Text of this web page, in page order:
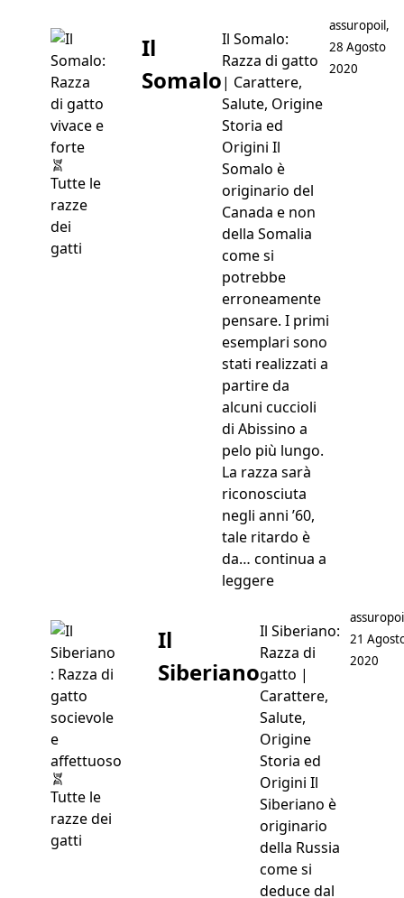
Tutte le
razze
dei
gatti
Il
Somalo
Il Somalo:
Razza di gatto
| Carattere,
Salute, Origine
Storia ed
Origini Il
Somalo è
originario del
Canada e non
della Somalia
come si
potrebbe
erroneamente
pensare. I primi
esemplari sono
stati realizzati a
partire da
alcuni cuccioli
di Abissino a
pelo più lungo.
La razza sarà
riconosciuta
negli anni ’60,
tale ritardo è
da… continua a
leggere“Il Somalo”
Postato da
assuropoil,
28 Agosto
2020
Tutte le
razze dei
gatti
Il
Siberiano
Il Siberiano:
Razza di
gatto |
Carattere,
Salute,
Origine
Storia ed
Origini Il
Siberiano è
originario
della Russia
come si
deduce dal
Postato
21
2020